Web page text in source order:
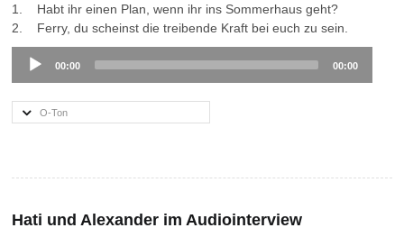
1. Habt ihr einen Plan, wenn ihr ins Sommerhaus geht?
2. Ferry, du scheinst die treibende Kraft bei euch zu sein.
Audio
Player
00:00 00:00
O-Ton
Hati und Alexander im Audiointerview